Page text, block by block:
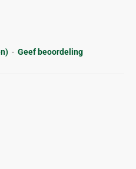
- Geef beoordeling